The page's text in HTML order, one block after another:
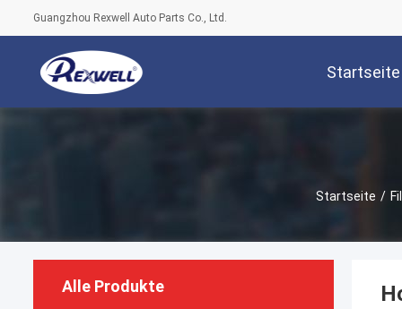
Guangzhou Rexwell Auto Parts Co., Ltd.
Startseite
Startseite /
Alle Produkte